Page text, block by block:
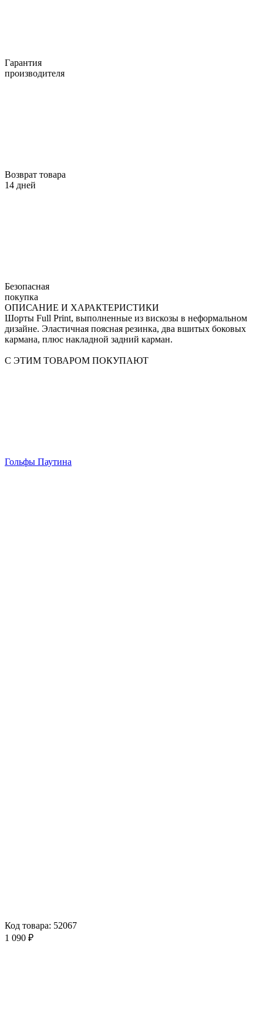
Гарантия
производителя
Возврат товара
14 дней
Безопасная
покупка
ОПИСАНИЕ И ХАРАКТЕРИСТИКИ
Шорты Full Print, выполненные из вискозы в неформальном
дизайне. Эластичная поясная резинка, два вшитых боковых
кармана, плюс накладной задний карман.
С ЭТИМ ТОВАРОМ ПОКУПАЮТ
Гольфы Паутина
Код товара: 52067
1 090 ₽